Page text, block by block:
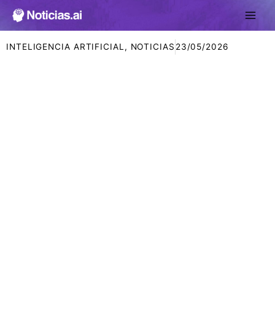
INTELIGENCIA ARTIFICIAL, NOTICIAS 23/05/2026